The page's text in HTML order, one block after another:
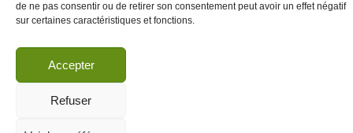
de ne pas consentir ou de retirer son consentement peut avoir un effet négatif
sur certaines caractéristiques et fonctions.
Accepter
Refuser